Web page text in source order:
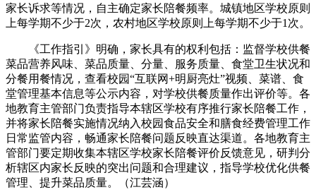
家长诉求等情况，自主确定家长陪餐频率。城镇地区学校原则
上每学期不少于2次，农村地区学校原则上每学期不少于1次。
《工作指引》明确，家长具有的权利包括：监督学校供餐
菜品营养风味、菜品质量、分量、服务质量、食堂卫生状况和
分餐用餐情况，查看校园“互联网+明厨亮灶”视频、菜谱、食
堂管理基本信息等公示内容，对学校供餐质量作出评价等。各
地教育主管部门负责指导本辖区学校有序推行家长陪餐工作，
并将家长陪餐实施情况纳入校园食品安全和膳食经费管理工作
日常监管内容，畅通家长陪餐问题反映直达渠道。各地教育主
管部门要定期收集本辖区学校家长陪餐评价反馈意见，研判分
析辖区内家长反映的突出问题和合理建议，指导学校优化供餐
管理、提升菜品质量。（江芸涵）